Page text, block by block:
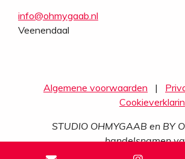
info@ohmygaab.nl
Veenendaal
Algemene voorwaarden |
STUDIO OHMYGAAB en BY
handelsnamen